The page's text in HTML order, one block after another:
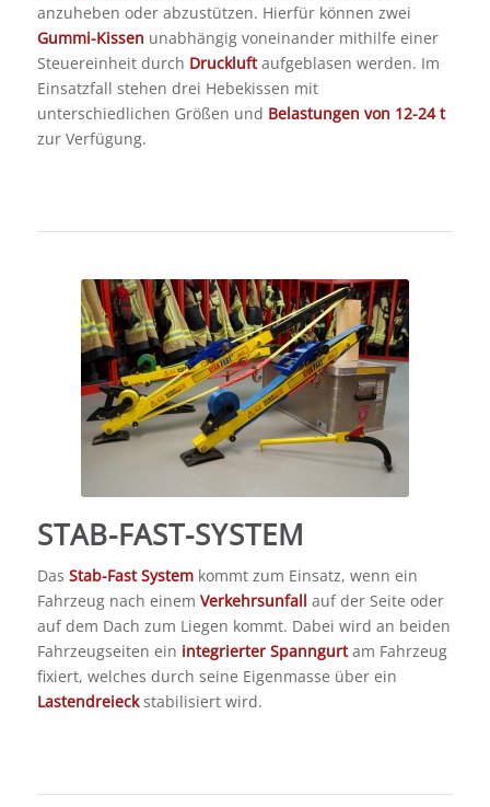
anzuheben oder abzustützen. Hierfür können zwei
Gummi-Kissen unabhängig voneinander mithilfe einer
Steuereinheit durch Druckluftaufgeblasen werden. Im
Einsatzfall stehen drei Hebekissen mit
unterschiedlichen Größen und Belastungen von 12-24 t
zur Verfügung.
STAB-FAST-SYSTEM
Das Stab-Fast Systemkommt zum Einsatz, wenn ein
Fahrzeug nach einem Verkehrsunfall auf der Seite oder
auf dem Dach zum Liegen kommt. Dabei wird an beiden
Fahrzeugseiten ein integrierter Spanngurtam Fahrzeug
fixiert, welches durch seine Eigenmasse über ein
Lastendreieckstabilisiert wird.